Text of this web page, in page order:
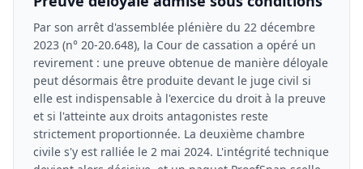
Par son arrêt d'assemblée plénière du 22 décembre
2023 (n° 20-20.648), la Cour de cassation a opéré un
revirement : une preuve obtenue de manière déloyale
peut désormais être produite devant le juge civil si
elle est indispensable à l'exercice du droit à la preuve
et si l'atteinte aux droits antagonistes reste
strictement proportionnée. La deuxième chambre
civile s'y est ralliée le 2 mai 2024. L'intégrité technique